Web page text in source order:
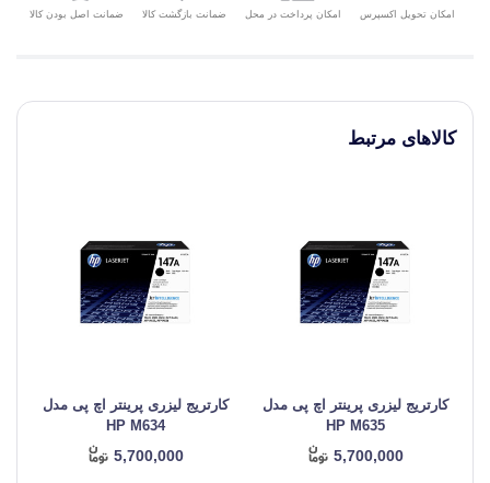
امکان تحویل اکسپرس امکان پرداخت در محل ضمانت بازگشت کالا ضمانت اصل بودن کالا
کالاهای مرتبط
کارتریج لیزری پرینتر اچ پی مدل
HP M635
5,700,000
کارتریج لیزری پرینتر اچ پی مدل
HP M634
5,700,000